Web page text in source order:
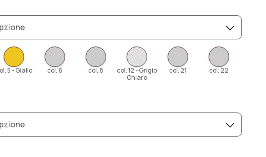
5 - Giallo col. 6 col. 8
col. 12 - Grigio
Chiaro
col. 21 col. 22